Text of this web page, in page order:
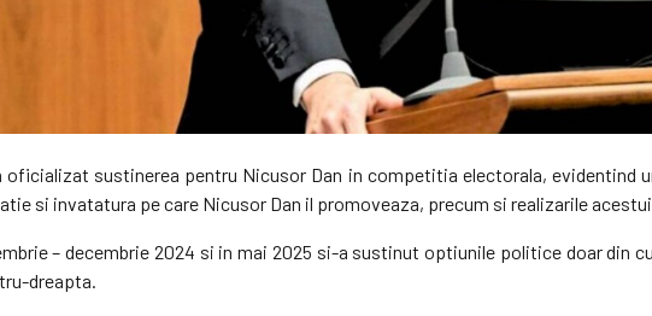
oficializat sustinerea pentru Nicusor Dan in competitia electorala, evidentind
si invatatura pe care Nicusor Dan il promoveaza, precum si realizarile
– decembrie 2024 si in mai 2025 si-a sustinut optiunile politice doar din
dreapta.